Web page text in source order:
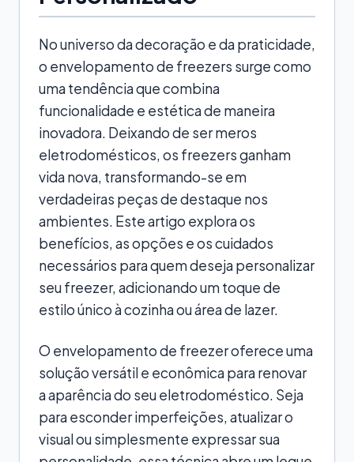
No universo da decoração e da praticidade,
o envelopamento de freezers surge como
uma tendência que combina
funcionalidade e estética de maneira
inovadora. Deixando de ser meros
eletrodomésticos, os freezers ganham
vida nova, transformando-se em
verdadeiras peças de destaque nos
ambientes. Este artigo explora os
benefícios, as opções e os cuidados
necessários para quem deseja personalizar
seu freezer, adicionando um toque de
estilo único à cozinha ou área de lazer.
O envelopamento de freezer oferece uma
solução versátil e econômica para renovar
a aparência do seu eletrodoméstico. Seja
para esconder imperfeições, atualizar o
visual ou simplesmente expressar sua